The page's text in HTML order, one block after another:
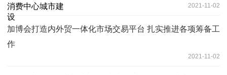
2021-11-02
加博会打造内外贸一体化市场交易平台 扎实推进各项筹备工
作
2021-11-02